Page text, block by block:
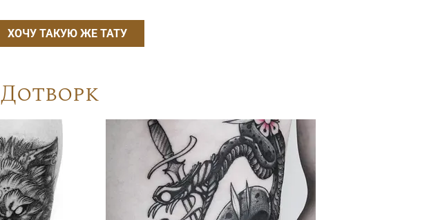
ХОЧУ ТАКУЮ ЖЕ ТАТУ
Дотворк